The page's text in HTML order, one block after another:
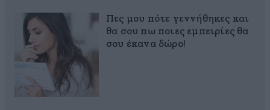
Πες μου πότε γεννήθηκες και
θα σου πω ποιες εμπειρίες θα
σου έκανα δώρο!